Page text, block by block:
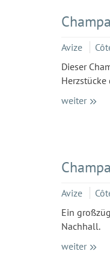
Avize
Dieser
Herzstücke
weiter
Avize
Ein
Nachhall.
weiter